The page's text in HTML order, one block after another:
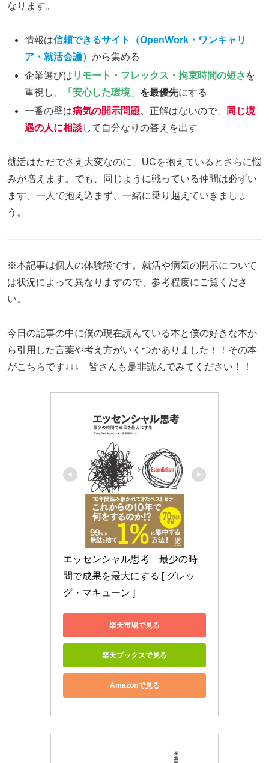
なります。
情報は信頼できるサイト（OpenWork・ワンキャリ
ア・就活会議）から集める
企業選びは リモート・フレックス・拘束時間の短さ を
重視し、
「安心した環境」 を最優先にする
一番の壁は病気の開示問題。正解はないので、
同じ境
遇の人に相談して自分なりの答えを出す
就活はただでさえ大変なのに、UCを抱えているとさらに悩
みが増えます。でも、同じように戦っている仲間は必ずい
ます。一人で抱え込まず、一緒に乗り越えていきましょ
う。
※本記事は個人の体験談です。就活や病気の開示について
は状況によって異なりますので、参考程度にご覧くださ
い。
今日の記事の中に僕の現在読んでいる本と僕の好きな本か
ら引用した言葉や考え方がいくつかありました！！その本
がこちらです↓↓↓ 皆さんも是非読んでみてください！！
エッセンシャル思考　最少の時
間で成果を最大にする [ グレッ
グ・マキューン ]
楽天市場で見る
楽天ブックスで見る
Amazonで見る